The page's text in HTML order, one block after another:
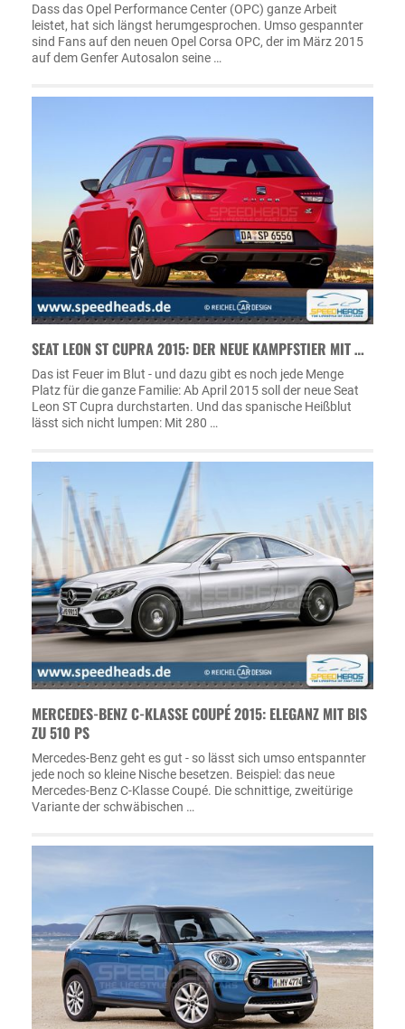
Dass das Opel Performance Center (OPC) ganze Arbeit
leistet, hat sich längst herumgesprochen. Umso gespannter
sind Fans auf den neuen Opel Corsa OPC, der im März 2015
auf dem Genfer Autosalon seine …
SEAT LEON ST CUPRA 2015: DER NEUE KAMPFSTIER MIT …
Das ist Feuer im Blut - und dazu gibt es noch jede Menge
Platz für die ganze Familie: Ab April 2015 soll der neue Seat
Leon ST Cupra durchstarten. Und das spanische Heißblut
lässt sich nicht lumpen: Mit 280 …
MERCEDES-BENZ C-KLASSE COUPÉ 2015: ELEGANZ MIT BIS
ZU 510 PS
Mercedes-Benz geht es gut - so lässt sich umso entspannter
jede noch so kleine Nische besetzen. Beispiel: das neue
Mercedes-Benz C-Klasse Coupé. Die schnittige, zweitürige
Variante der schwäbischen …